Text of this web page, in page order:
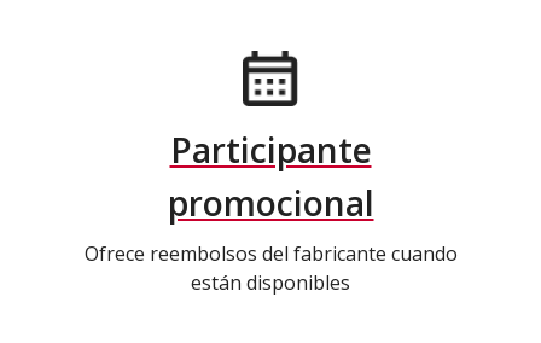
Participante
promocional
Ofrece reembolsos del fabricante cuando
están disponibles